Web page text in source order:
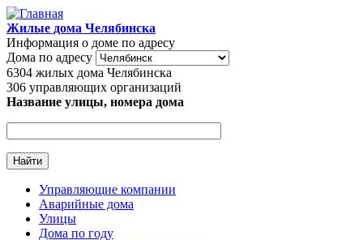
Перейти к основному содержанию
Жилые дома Челябинска
Информация о доме по адресу
Дома по адресу
6304 жилых дома Челябинска
306 управляющих организаций
Название улицы, номера дома
Главное меню
Управляющие компании
Аварийные дома
Улицы
Дома по году